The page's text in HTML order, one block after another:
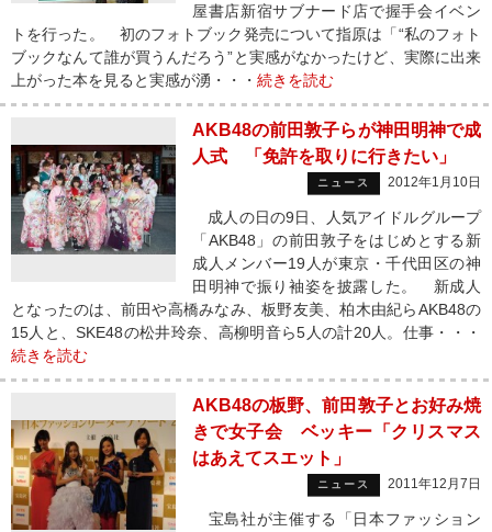
屋書店新宿サブナード店で握手会イベン
トを行った。 初のフォトブック発売について指原は「“私のフォト
ブックなんて誰が買うんだろう”と実感がなかったけど、実際に出来
上がった本を見ると実感が湧・・・ 続きを読む
AKB48の前田敦子らが神田明神で成
人式 「免許を取りに行きたい」
ニュース 2012年1月10日
成人の日の9日、人気アイドルグループ
「AKB48」の前田敦子をはじめとする新
成人メンバー19人が東京・千代田区の神
田明神で振り袖姿を披露した。 新成人
となったのは、前田や高橋みなみ、板野友美、柏木由紀らAKB48の
15人と、SKE48の松井玲奈、高柳明音ら5人の計20人。仕事・・・
続きを読む
AKB48の板野、前田敦子とお好み焼
きで女子会 ベッキー「クリスマス
はあえてスエット」
ニュース 2011年12月7日
宝島社が主催する「日本ファッション